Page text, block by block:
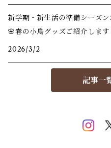
新学期・新生活の準備シーズ
🌸春の小鳥グッズご紹介します
2026/3/2
記事一